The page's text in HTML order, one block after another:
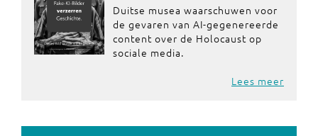
Duitse musea waarschuwen voor
de gevaren van AI-gegenereerde
content over de Holocaust op
sociale media.
Lees meer